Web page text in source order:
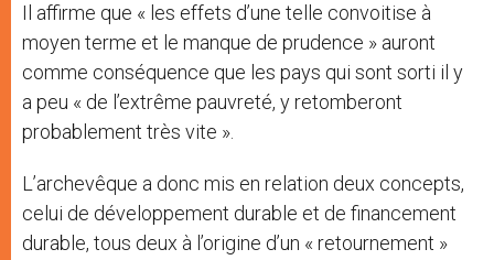
Il affirme que « les effets d’une telle convoitise à
moyen terme et le manque de prudence » auront
comme conséquence que les pays qui sont sorti il y
a peu « de l’extrême pauvreté, y retomberont
probablement très vite ».
L’archevêque a donc mis en relation deux concepts,
celui de développement durable et de financement
durable, tous deux à l’origine d’un « retournement »